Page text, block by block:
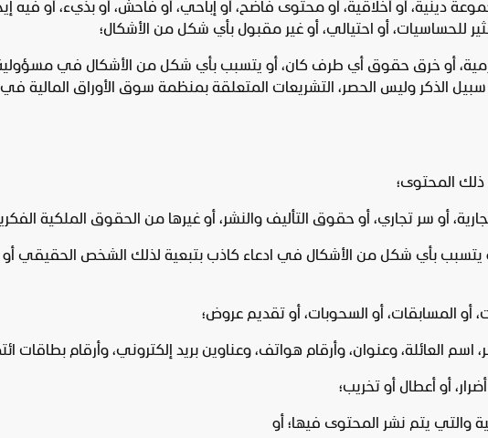
دينية، أو أخلاقية، أو محتوى فاضح، أو إباحي، أو فاحش، أو بذيء، أو فيه
للحساسيات، أو احتيالي، أو غير مقبول بأي شكل من الأشكال؛
أو خرق حقوق أي طرف كان، أو يتسبب بأي شكل من الأشكال في
سبيل الذكر وليس الحصر، التشريعات المتعلقة بمنظمة سوق الأوراق المالية
المحتوى؛
أو سر تجاري، أو حقوق التأليف والنشر، أو غيرها من الحقوق الملكية
بأي شكل من الأشكال في ادعاء كاذب بتبعية لذلك الشخص الحقيقي أو
أو المسابقات، أو السحوبات، أو تقديم عروض؛
العائلة، وعنوان، وأرقام هواتف، وعناوين بريد إلكتروني، وأرقام بطاقات
أو أعطال أو تخريب؛
والتي يتم نشر المحتوى فيها؛ أو